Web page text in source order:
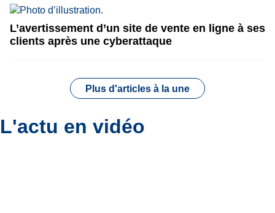
L’avertissement d’un site de vente en ligne à ses
clients après une cyberattaque
Plus d'articles à la une
L'actu en vidéo